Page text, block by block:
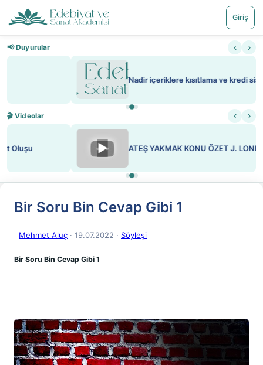
Giriş
📢 Duyurular ‹ ›
Nadir içeriklere kısıtlama ve kredi sistemi getirildi
🎬 Videolar ‹ ›
ATEŞ YAKMAK KONU ÖZET J. LONDON
Bir Soru Bin Cevap Gibi 1
Mehmet Aluç · 19.07.2022 · Söyleşi
Bir Soru Bin Cevap Gibi 1